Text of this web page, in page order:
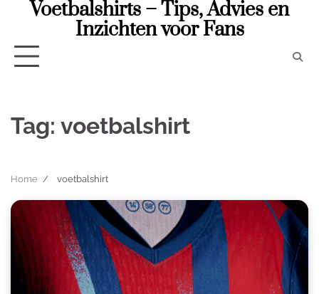
Voetbalshirts – Tips, Advies en
Inzichten voor Fans
Tag: voetbalshirt
Home voetbalshirt